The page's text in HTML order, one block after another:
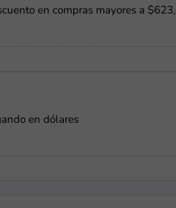
en compras mayores a
en dólares